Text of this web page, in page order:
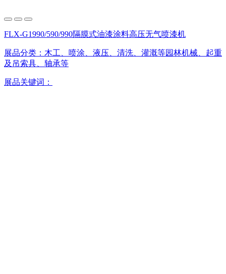
FLX-G1990/590/990隔膜式油漆涂料高压无气喷漆机
展品分类： 木工、喷涂、液压、清洗、灌溉等园林机械、起重
及吊索具、轴承等
展品关键词：